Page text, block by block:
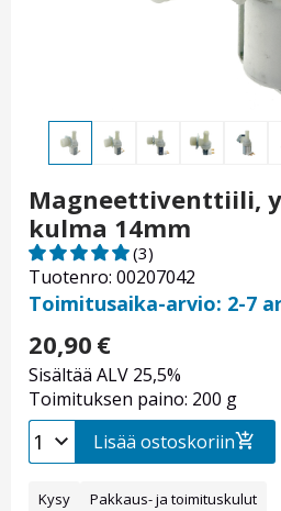
Magneettiventtiili,
kulma 14mm
Tuotenro: 00207042
(3)
Toimitusaika-arvio: 2-7
20,90 €
Sisältää ALV 25,5%
Toimituksen paino: 200 g
Lisää ostoskoriin
Kysy Pakkaus- ja toimituskulut